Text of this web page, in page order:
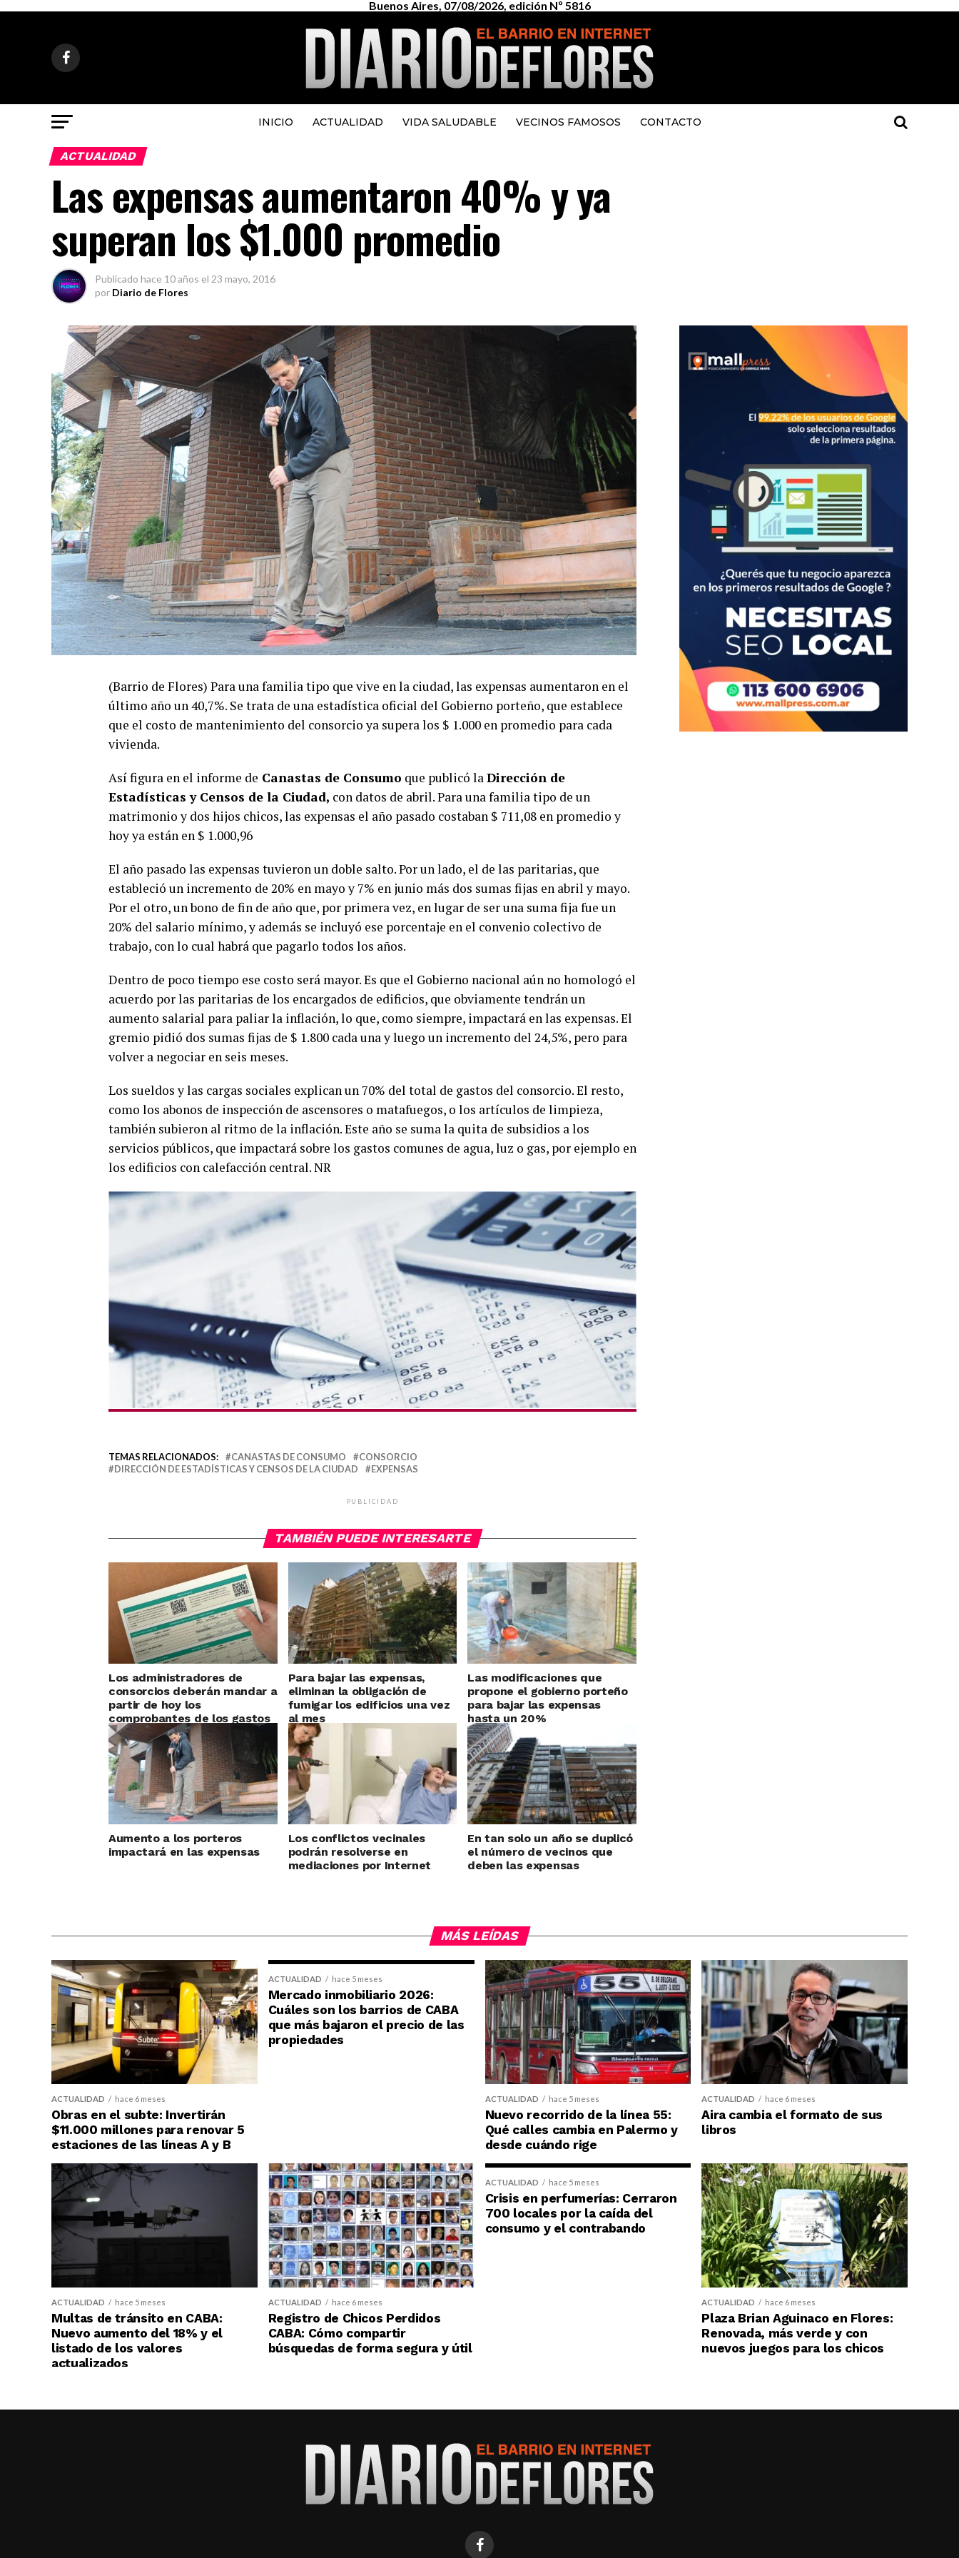
Buenos Aires, 07/08/2026, edición Nº 5816
INICIO ACTUALIDAD VIDA SALUDABLE VECINOS FAMOSOS CONTACTO
ACTUALIDAD
Las expensas aumentaron 40% y ya
superan los $1.000 promedio
Publicado hace 10 años el 23 mayo, 2016
por Diario de Flores
(Barrio de Flores) Para una familia tipo que vive en la ciudad, las expensas aumentaron en el
último año un 40,7%. Se trata de una estadística oficial del Gobierno porteño, que establece
que el costo de mantenimiento del consorcio ya supera los $ 1.000 en promedio para cada
vivienda.
Así figura en el informe de Canastas de Consumo que publicó la Dirección de
Estadísticas y Censos de la Ciudad, con datos de abril. Para una familia tipo de un
matrimonio y dos hijos chicos, las expensas el año pasado costaban $ 711,08 en promedio y
hoy ya están en $ 1.000,96
El año pasado las expensas tuvieron un doble salto. Por un lado, el de las paritarias, que
estableció un incremento de 20% en mayo y 7% en junio más dos sumas fijas en abril y mayo.
Por el otro, un bono de fin de año que, por primera vez, en lugar de ser una suma fija fue un
20% del salario mínimo, y además se incluyó ese porcentaje en el convenio colectivo de
trabajo, con lo cual habrá que pagarlo todos los años.
Dentro de poco tiempo ese costo será mayor. Es que el Gobierno nacional aún no homologó el
acuerdo por las paritarias de los encargados de edificios, que obviamente tendrán un
aumento salarial para paliar la inflación, lo que, como siempre, impactará en las expensas. El
gremio pidió dos sumas fijas de $ 1.800 cada una y luego un incremento del 24,5%, pero para
volver a negociar en seis meses.
Los sueldos y las cargas sociales explican un 70% del total de gastos del consorcio. El resto,
como los abonos de inspección de ascensores o matafuegos, o los artículos de limpieza,
también subieron al ritmo de la inflación. Este año se suma la quita de subsidios a los
servicios públicos, que impactará sobre los gastos comunes de agua, luz o gas, por ejemplo en
los edificios con calefacción central. NR
TEMAS RELACIONADOS: CANASTAS DE CONSUMO
CONSORCIO
DIRECCIÓN DE ESTADÍSTICAS Y CENSOS DE LA CIUDAD
EXPENSAS
PUBLICIDAD
TAMBIÉN PUEDE INTERESARTE
Los administradores de
consorcios deberán mandar a
partir de hoy los
comprobantes de los gastos
junto con las expensas
Para bajar las expensas,
eliminan la obligación de
fumigar los edificios una vez
al mes
Las modificaciones que
propone el gobierno porteño
para bajar las expensas
hasta un 20%
Aumento a los porteros
impactará en las expensas
Los conflictos vecinales
podrán resolverse en
mediaciones por Internet
En tan solo un año se duplicó
el número de vecinos que
deben las expensas
MÁS LEÍDAS
ACTUALIDAD hace 6 meses
Obras en el subte: Invertirán
$11.000 millones para renovar 5
estaciones de las líneas A y B
ACTUALIDAD hace 5 meses
Mercado inmobiliario 2026:
Cuáles son los barrios de CABA
que más bajaron el precio de las
propiedades
ACTUALIDAD hace 5 meses
Nuevo recorrido de la línea 55:
Qué calles cambia en Palermo y
desde cuándo rige
ACTUALIDAD hace 6 meses
Aira cambia el formato de sus
libros
ACTUALIDAD hace 5 meses
Multas de tránsito en CABA:
Nuevo aumento del 18% y el
listado de los valores
actualizados
ACTUALIDAD hace 6 meses
Registro de Chicos Perdidos
CABA: Cómo compartir
búsquedas de forma segura y útil
ACTUALIDAD hace 5 meses
Crisis en perfumerías: Cerraron
700 locales por la caída del
consumo y el contrabando
ACTUALIDAD hace 6 meses
Plaza Brian Aguinaco en Flores:
Renovada, más verde y con
nuevos juegos para los chicos